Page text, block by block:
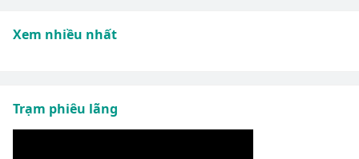
Xem nhiều nhất
Trạm phiêu lãng